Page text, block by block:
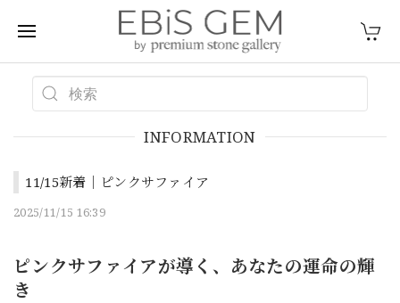
INFORMATION
11/15新着｜ピンクサファイア
2025/11/15 16:39
ピンクサファイアが導く、あなたの運命の輝
き